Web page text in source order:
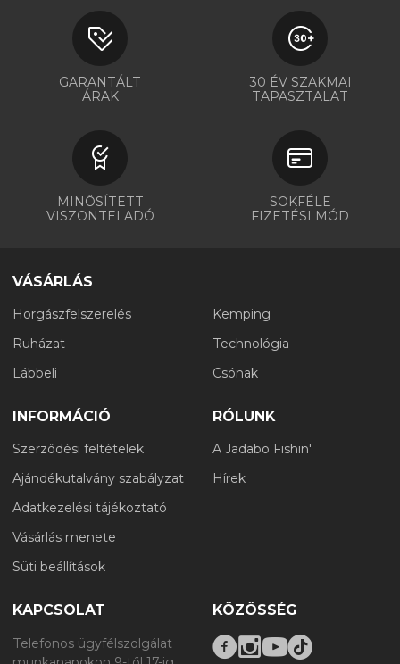
GARANTÁLT
ÁRAK
30 ÉV SZAKMAI
TAPASZTALAT
MINŐSÍTETT
VISZONTELADÓ
SOKFÉLE
FIZETÉSI MÓD
VÁSÁRLÁS
Horgászfelszerelés
Ruházat
Lábbeli
Kemping
Technológia
Csónak
INFORMÁCIÓ
Szerződési feltételek
Ajándékutalvány szabályzat
Adatkezelési tájékoztató
Vásárlás menete
Süti beállítások
RÓLUNK
A Jadabo Fishin'
Hírek
KAPCSOLAT
Telefonos ügyfélszolgálat
KÖZÖSSÉG